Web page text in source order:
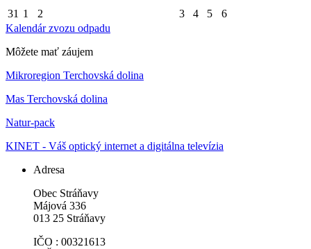
31 1 2 3 4 5
6
Kalendár zvozu odpadu
Môžete mať záujem
Mikroregion Terchovská dolina
Mas Terchovská dolina
Natur-pack
KINET - Váš optický internet a digitálna televízia
Adresa
Obec Stráňavy
Májová 336
013 25 Stráňavy
IČO : 00321613